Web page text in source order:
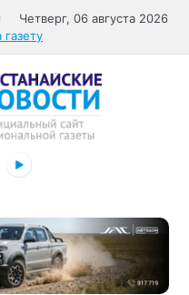
Четверг, 06 августа 2026